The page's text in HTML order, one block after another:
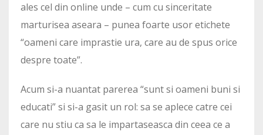
ales cel din online unde – cum cu sinceritate
marturisea aseara – punea foarte usor etichete
“oameni care imprastie ura, care au de spus orice
despre toate”.
Acum si-a nuantat parerea “sunt si oameni buni si
educati” si si-a gasit un rol: sa se aplece catre cei
care nu stiu ca sa le impartaseasca din ceea ce a